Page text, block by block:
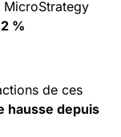
MicroStrategy
%
de ces
hausse depuis